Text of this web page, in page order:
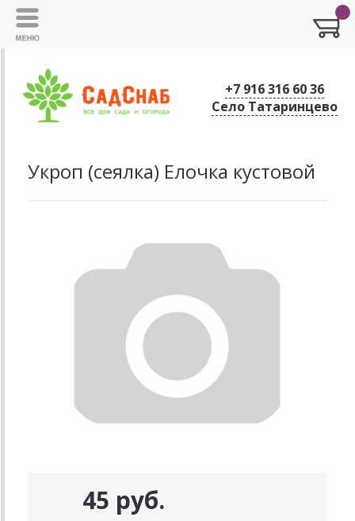
+7 916 316 60 36
Село Татаринцево
Укроп (сеялка) Елочка кустовой
45 руб.